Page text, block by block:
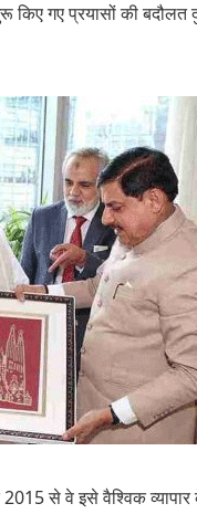
किए गए प्रयासों की बदौलत
से वे इसे वैश्विक व्यापार